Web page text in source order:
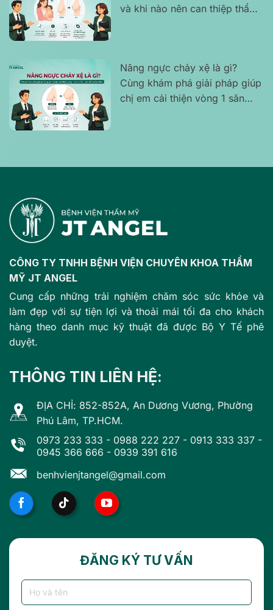
và khi nào nên can thiệp thẩm
Nâng ngực chảy xệ là gì?
Cùng khám phá giải pháp giúp
chị em cải thiện vòng 1 săn
CÔNG TY TNHH BỆNH VIỆN CHUYÊN KHOA THẨM
MỸ JT ANGEL
Cung cấp những trải nghiệm chăm sóc sức khỏe và
làm đẹp với sự tiện lợi và thoải mái tối đa cho khách
hàng theo danh mục kỹ thuật đã được Bộ Y Tế phê
duyệt.
THÔNG TIN LIÊN HỆ:
ĐỊA CHỈ: 852-852A, An Dương Vương, Phường
Phú Lâm, TP.HCM.
0973 233 333 - 0988 222 227 - 0913 333 337 -
0945 366 666 - 0939 391 616
benhvienjtangel@gmail.com
ĐĂNG KÝ TƯ VẤN